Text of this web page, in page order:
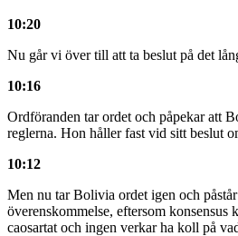
10:20
Nu går vi över till att ta beslut på det
10:16
Ordföranden tar ordet och påpekar att
reglerna. Hon håller fast vid sitt beslut
10:12
Men nu tar Bolivia ordet igen och
överenskommelse, eftersom konsensus
caosartat och ingen verkar ha koll på